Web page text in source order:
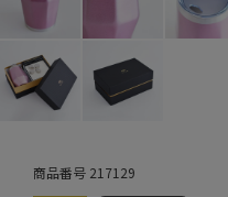
商品番号 217129